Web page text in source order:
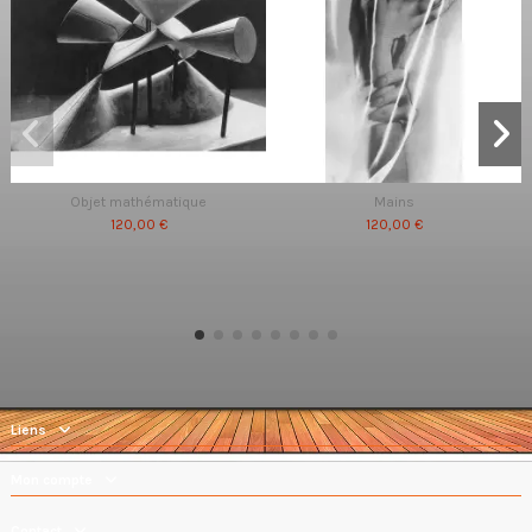
Objet mathématique
120,00 €
Mains
120,00 €
Liens